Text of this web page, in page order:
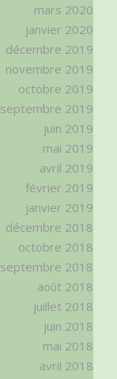
mars 2020
janvier 2020
décembre 2019
novembre 2019
octobre 2019
septembre 2019
juin 2019
mai 2019
avril 2019
février 2019
janvier 2019
décembre 2018
octobre 2018
septembre 2018
août 2018
juillet 2018
juin 2018
mai 2018
avril 2018